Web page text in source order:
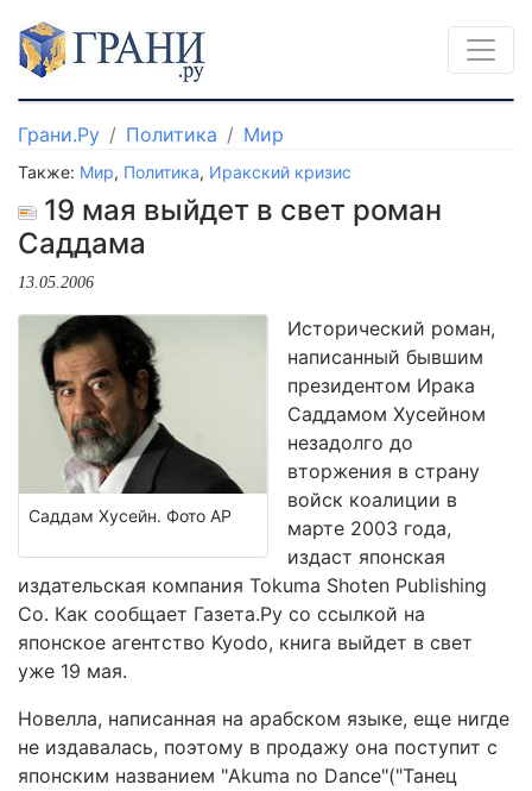
Грани.Ру Политика Мир
Также: Мир, Политика, Иракский кризис
19 мая выйдет в свет роман
Саддама
13.05.2006
Саддам Хусейн. Фото АР
Исторический роман,
написанный бывшим
президентом Ирака
Саддамом Хусейном
незадолго до
вторжения в страну
войск коалиции в
марте 2003 года,
издаст японская
издательская компания Tokuma Shoten Publishing
Co. Как сообщает Газета.Ру со ссылкой на
японское агентство Kyodo, книга выйдет в свет
уже 19 мая.
Новелла, написанная на арабском языке, еще нигде
не издавалась, поэтому в продажу она поступит с
японским названием "Akuma no Dance"("Танец